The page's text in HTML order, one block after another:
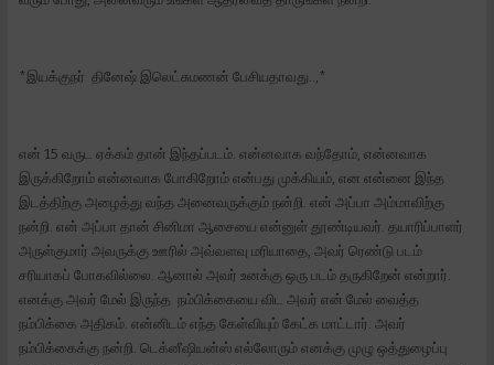
*இயக்குநர் தினேஷ் இலெட்சுமணன் பேசியதாவது..,*
என் 15 வருட ஏக்கம் தான் இந்தப்படம். என்னவாக வந்தோம், என்னவாக
இருக்கிறோம் என்னவாக போகிறோம் என்பது முக்கியம், என என்னை இந்த
இடத்திற்கு அழைத்து வந்த அனைவருக்கும் நன்றி. என் அப்பா அம்மாவிற்கு
நன்றி. என் அப்பா தான் சினிமா ஆசையை என்னுள் தூண்டியவர். தயாரிப்பாளர்
அருள்குமார் அவருக்கு ஊரில் அவ்வளவு மரியாதை, அவர் ரெண்டு படம்
சரியாகப் போகவில்லை. ஆனால் அவர் உனக்கு ஒரு படம் தருகிறேன் என்றார்.
எனக்கு அவர் மேல் இருந்த நம்பிக்கையை விட அவர் என் மேல் வைத்த
நம்பிக்கை அதிகம். என்னிடம் எந்த கேள்வியும் கேட்க மாட்டார். அவர்
நம்பிக்கைக்கு நன்றி. டெக்னீஷியன்ஸ் எல்லோரும் எனக்கு முழு ஒத்துழைப்பு